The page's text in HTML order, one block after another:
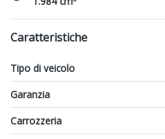
Caratteristiche
Tipo di veicolo
Garanzia
Carrozzeria